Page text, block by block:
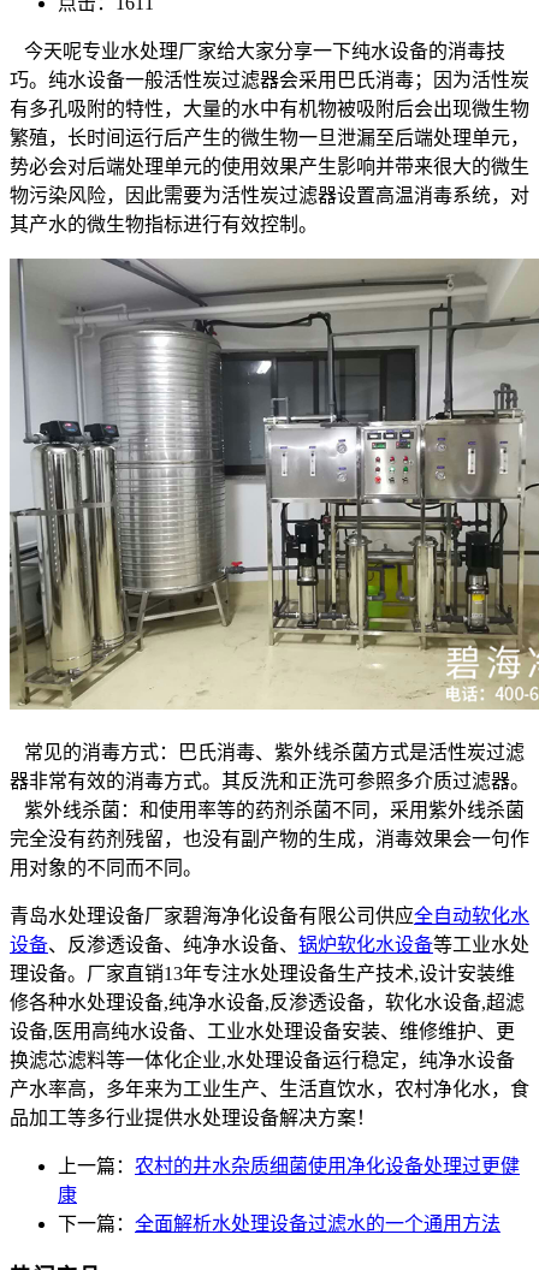
今天呢专业水处理厂家给大家分享一下纯水设备的消毒技
巧。纯水设备一般活性炭过滤器会采用巴氏消毒；因为活性炭
有多孔吸附的特性，大量的水中有机物被吸附后会出现微生物
繁殖，长时间运行后产生的微生物一旦泄漏至后端处理单元，
势必会对后端处理单元的使用效果产生影响并带来很大的微生
物污染风险，因此需要为活性炭过滤器设置高温消毒系统，对
其产水的微生物指标进行有效控制。
常见的消毒方式：巴氏消毒、紫外线杀菌方式是活性炭过滤
器非常有效的消毒方式。其反洗和正洗可参照多介质过滤器。
紫外线杀菌：和使用率等的药剂杀菌不同，采用紫外线杀菌
完全没有药剂残留，也没有副产物的生成，消毒效果会一句作
用对象的不同而不同。
青岛水处理设备厂家碧海净化设备有限公司供应全自动软化水
设备、反渗透设备、纯净水设备、 锅炉软化水设备等工业水处
理设备。厂家直销13年专注水处理设备生产技术,设计安装维
修各种水处理设备,纯净水设备,反渗透设备，软化水设备,超滤
设备,医用高纯水设备、工业水处理设备安装、维修维护、更
换滤芯滤料等一体化企业,水处理设备运行稳定，纯净水设备
产水率高，多年来为工业生产、生活直饮水，农村净化水，食
品加工等多行业提供水处理设备解决方案！
上一篇： 农村的井水杂质细菌使用净化设备处理过更健
康
下一篇： 全面解析水处理设备过滤水的一个通用方法